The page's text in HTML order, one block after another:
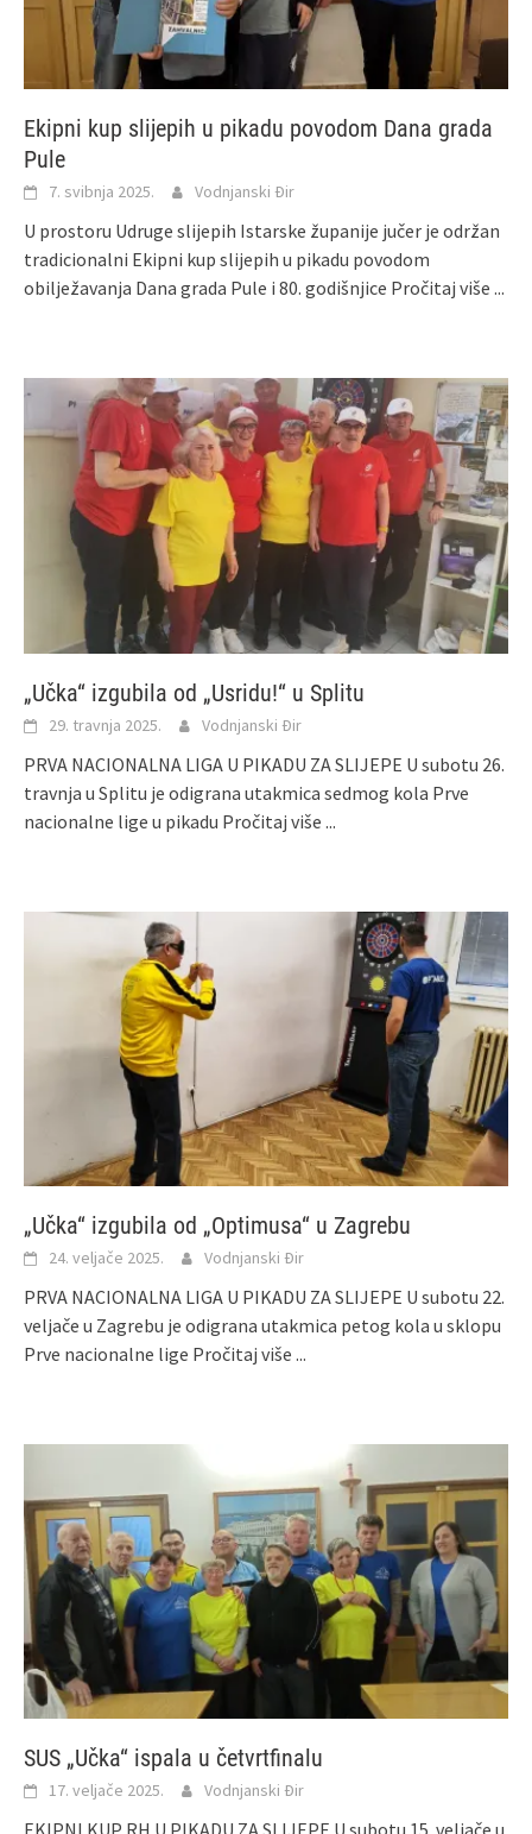
Ekipni kup slijepih u pikadu povodom Dana grada
Pule
7. svibnja 2025. Vodnjanski Đir
U prostoru Udruge slijepih Istarske županije jučer je održan
tradicionalni Ekipni kup slijepih u pikadu povodom
obilježavanja Dana grada Pule i 80. godišnjice Pročitaj više ...
„Učka“ izgubila od „Usridu!“ u Splitu
29. travnja 2025. Vodnjanski Đir
PRVA NACIONALNA LIGA U PIKADU ZA SLIJEPE U subotu 26.
travnja u Splitu je odigrana utakmica sedmog kola Prve
nacionalne lige u pikadu Pročitaj više ...
„Učka“ izgubila od „Optimusa“ u Zagrebu
24. veljače 2025. Vodnjanski Đir
PRVA NACIONALNA LIGA U PIKADU ZA SLIJEPE U subotu 22.
veljače u Zagrebu je odigrana utakmica petog kola u sklopu
Prve nacionalne lige Pročitaj više ...
SUS „Učka“ ispala u četvrtfinalu
17. veljače 2025. Vodnjanski Đir